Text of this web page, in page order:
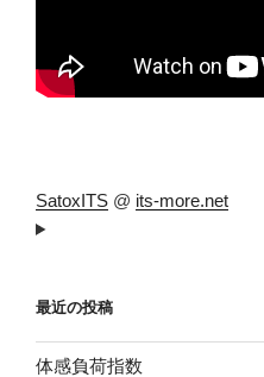
SatoxITS @ its-more.net
最近の投稿
体感負荷指数